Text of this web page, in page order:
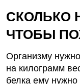
СКОЛЬКО
ЧТОБЫ
Организму нужно
на килограмм
белка ему